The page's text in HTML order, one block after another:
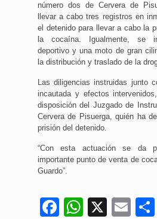
número dos de Cervera de
llevar a cabo tres registros en
el detenido para llevar a cabo la
la cocaína. Igualmente, se
deportivo y una moto de gran
la distribución y traslado de la
Las diligencias instruidas junto
incautada y efectos
disposición del Juzgado de
Cervera de Pisuerga, quién ha
prisión del detenido.
“Con esta actuación se da
importante punto de venta de
Guardo”.
Facebook
X